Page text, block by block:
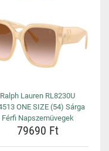
Ralph Lauren RL8230U
ONE SIZE (54) Sárga
Férfi Napszemüvegek
79690 Ft